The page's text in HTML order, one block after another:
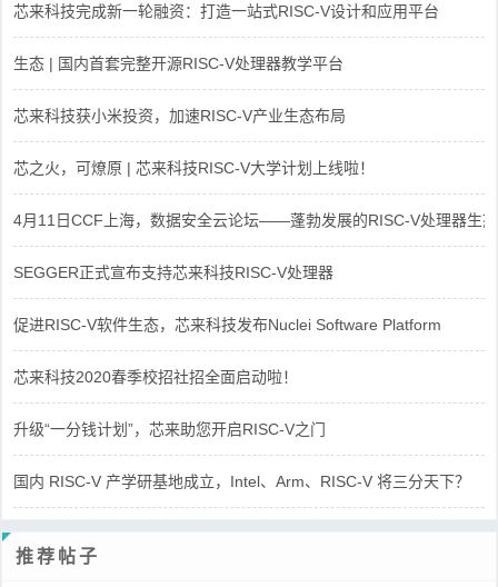
芯来科技完成新一轮融资：打造一站式RISC-V设计和应用平台
生态 | 国内首套完整开源RISC-V处理器教学平台
芯来科技获小米投资，加速RISC-V产业生态布局
芯之火，可燎原 | 芯来科技RISC-V大学计划上线啦！
4月11日CCF上海，数据安全云论坛——蓬勃发展的RISC-V处理器生态
SEGGER正式宣布支持芯来科技RISC-V处理器
促进RISC-V软件生态，芯来科技发布Nuclei Software Platform
芯来科技2020春季校招社招全面启动啦！
升级“一分钱计划”，芯来助您开启RISC-V之门
国内 RISC-V 产学研基地成立，Intel、Arm、RISC-V 将三分天下？
推荐帖子